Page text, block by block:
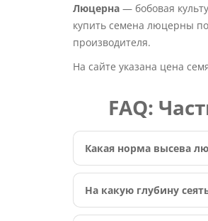
Люцерна — бобовая
купить семена люцерны
производителя.
На сайте указана цена
FAQ:
Какая норма высева
На какую глубину